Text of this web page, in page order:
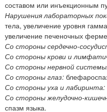
составом или инъекционным
Нарушения лабораторных
тела, увеличение уровня
увеличение печеночных
Со стороны сердечно-
Со стороны крови и
Со стороны нервной
Со стороны глаз:
Со стороны уха и лабиринта:
Со стороны желудочно-
спазм языка.